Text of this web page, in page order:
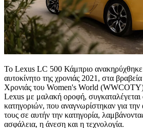
Το Lexus LC 500 Κάμπριο ανακηρύχθηκε
αυτοκίνητο της χρονιάς 2021, στα
Χρονιάς του Women's World
Lexus με μαλακή οροφή, συγκαταλέγεται
κατηγοριών, που αναγνωρίστηκαν για την
τους σε αυτήν την κατηγορία,
ασφάλεια, η άνεση και η τεχνολογία.